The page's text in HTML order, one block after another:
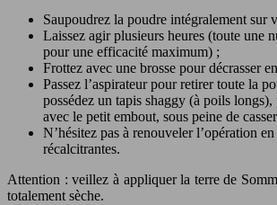
Saupoudrez la poudre intégralement sur
Laissez agir plusieurs heures (toute une
pour une efficacité maximum) ;
Frottez avec une brosse pour décrasser
Passez l’aspirateur pour retirer toute la
possédez un tapis shaggy (à poils longs),
avec le petit embout, sous peine de
N’hésitez pas à renouveler l’opération en
récalcitrantes.
Attention : veillez à appliquer la terre de
totalement sèche.